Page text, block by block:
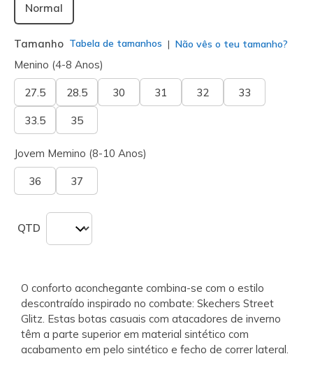
Normal
Tamanho Tabela de tamanhos Não vês o teu tamanho?
Menino (4-8 Anos)
27.5 28.5 30 31 32 33
33.5 35
Jovem Memino (8-10 Anos)
36 37
QTD
O conforto aconchegante combina-se com o estilo
descontraído inspirado no combate: Skechers Street
Glitz. Estas botas casuais com atacadores de inverno
têm a parte superior em material sintético com
acabamento em pelo sintético e fecho de correr lateral.